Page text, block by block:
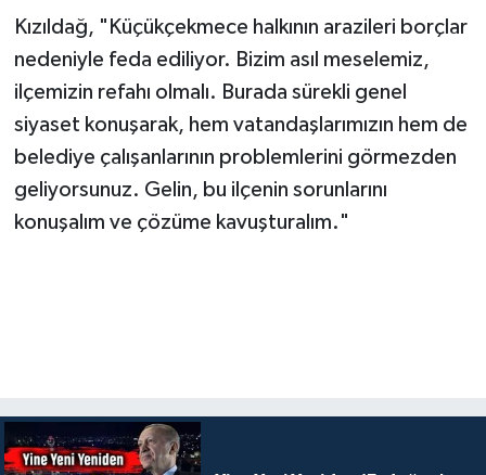
Kızıldağ, "Küçükçekmece halkının arazileri borçlar
nedeniyle feda ediliyor. Bizim asıl meselemiz,
ilçemizin refahı olmalı. Burada sürekli genel
siyaset konuşarak, hem vatandaşlarımızın hem de
belediye çalışanlarının problemlerini görmezden
geliyorsunuz. Gelin, bu ilçenin sorunlarını
konuşalım ve çözüme kavuşturalım."